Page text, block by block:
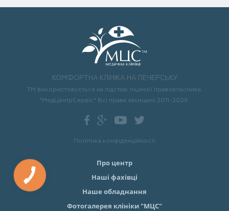
КОМФОРТНА КЛІНІКА НА ПЕЧЕРСЬКУ
ТМ використовується на підставі ліцензії правовласника.
"МедЦентрСервіс" Всі права захищені 2011-2026.
Політика конфіденційності
Про центр
Наші фахівці
Наше обладнання
Фотогалерея клініки "МЦС"